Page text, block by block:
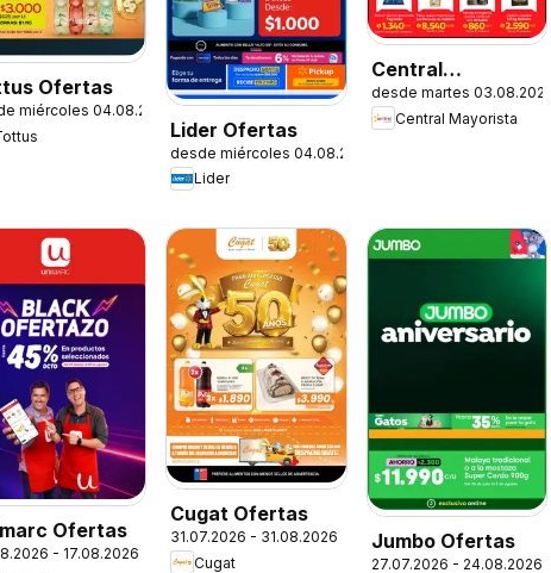
Ofertas
miércoles 04.08.2026
Lider Ofertas
desde miércoles 04.08.2026
Lider
Central
Mayorista
Ofertas
desde martes 03.08.2026
Central Mayorista
Ofertas
- 17.08.2026
Cugat Ofertas
31.07.2026 - 31.08.2026
Cugat
Jumbo Ofertas
27.07.2026 - 24.08.2026